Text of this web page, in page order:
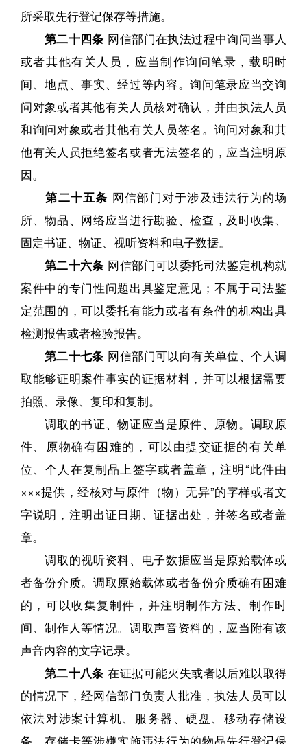
所采取先行登记保存等措施。
第二十四条 网信部门在执法过程中询问当事人
或者其他有关人员，应当制作询问笔录，载明时
间、地点、事实、经过等内容。询问笔录应当交询
问对象或者其他有关人员核对确认，并由执法人员
和询问对象或者其他有关人员签名。询问对象和其
他有关人员拒绝签名或者无法签名的，应当注明原
因。
第二十五条 网信部门对于涉及违法行为的场
所、物品、网络应当进行勘验、检查，及时收集、
固定书证、物证、视听资料和电子数据。
第二十六条 网信部门可以委托司法鉴定机构就
案件中的专门性问题出具鉴定意见；不属于司法鉴
定范围的，可以委托有能力或者有条件的机构出具
检测报告或者检验报告。
第二十七条 网信部门可以向有关单位、个人调
取能够证明案件事实的证据材料，并可以根据需要
拍照、录像、复印和复制。
调取的书证、物证应当是原件、原物。调取原
件、原物确有困难的，可以由提交证据的有关单
位、个人在复制品上签字或者盖章，注明“此件由
×××提供，经核对与原件（物）无异”的字样或者文
字说明，注明出证日期、证据出处，并签名或者盖
章。
调取的视听资料、电子数据应当是原始载体或
者备份介质。调取原始载体或者备份介质确有困难
的，可以收集复制件，并注明制作方法、制作时
间、制作人等情况。调取声音资料的，应当附有该
声音内容的文字记录。
第二十八条 在证据可能灭失或者以后难以取得
的情况下，经网信部门负责人批准，执法人员可以
依法对涉案计算机、服务器、硬盘、移动存储设
备、存储卡等涉嫌实施违法行为的物品先行登记保